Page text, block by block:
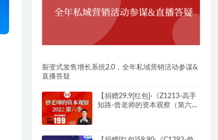
裂变式发售增长系统2.0，全年私域营销活动参谋&
直播答疑
【捐赠29.9[红包]·《Z1213-高手
知路-曾老师的资本观察（第六